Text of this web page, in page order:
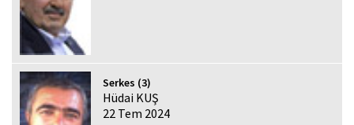
Serkes (3)
Hüdai KUŞ
22 Tem 2024